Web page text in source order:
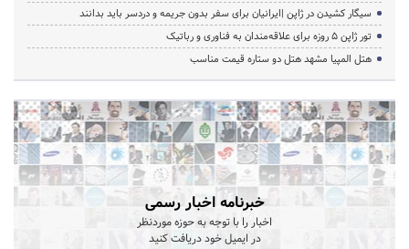
سیگار کشیدن در ژاپن |ایرانیان برای سفر بدون جریمه و دردسر باید بدانند
تور ژاپن ۵ روزه برای علاقه‌مندان به فناوری و رباتیک
هتل المپیا مشهد هتل دو ستاره قیمت مناسب
خبرنامه اخبار رسمی
اخبار را با توجه به حوزه موردنظر
در ایمیل خود دریافت کنید